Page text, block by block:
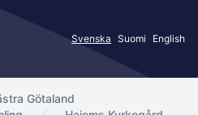
Svenska Suomi English
Götaland